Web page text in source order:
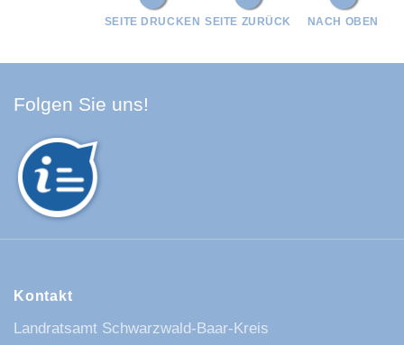
NACH OBEN
SEITE ZURÜCK
SEITE DRUCKEN
Folgen Sie uns!
Kontakt
Landratsamt Schwarzwald-Baar-Kreis